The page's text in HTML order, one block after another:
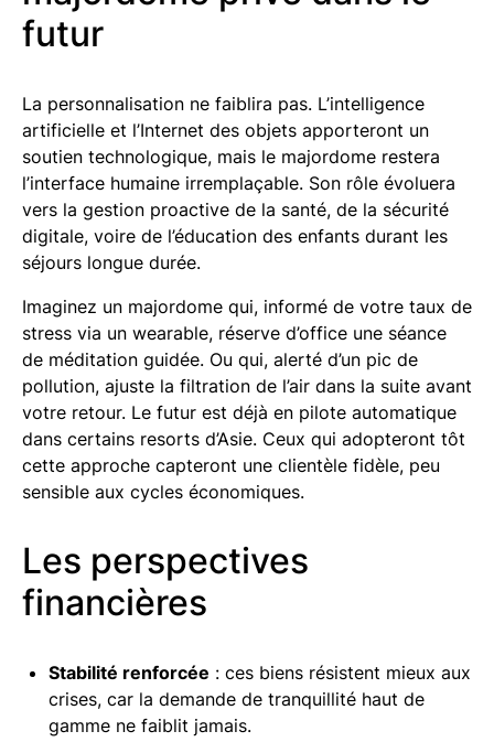
futur
La personnalisation ne faiblira pas. L’intelligence
artificielle et l’Internet des objets apporteront un
soutien technologique, mais le majordome restera
l’interface humaine irremplaçable. Son rôle évoluera
vers la gestion proactive de la santé, de la sécurité
digitale, voire de l’éducation des enfants durant les
séjours longue durée.
Imaginez un majordome qui, informé de votre taux de
stress via un wearable, réserve d’office une séance
de méditation guidée. Ou qui, alerté d’un pic de
pollution, ajuste la filtration de l’air dans la suite avant
votre retour. Le futur est déjà en pilote automatique
dans certains resorts d’Asie. Ceux qui adopteront tôt
cette approche capteront une clientèle fidèle, peu
sensible aux cycles économiques.
Les perspectives
financières
Stabilité renforcée : ces biens résistent mieux aux
crises, car la demande de tranquillité haut de
gamme ne faiblit jamais.